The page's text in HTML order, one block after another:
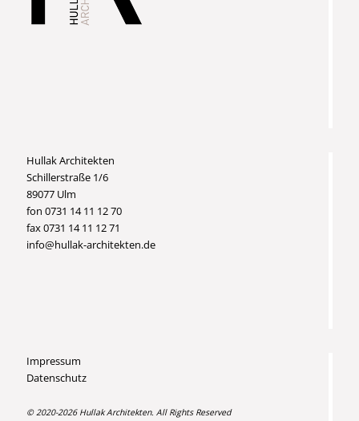
Hullak Architekten
Schillerstraße 1/6
89077 Ulm
fon 0731 14 11 12 70
fax 0731 14 11 12 71
info@hullak-architekten.de
Impressum
Datenschutz
© 2020-2026 Hullak Architekten. All Rights Reserved